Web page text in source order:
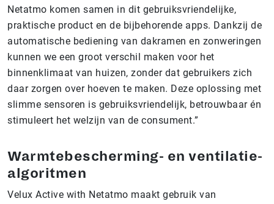
Netatmo komen samen in dit gebruiksvriendelijke,
praktische product en de bijbehorende apps. Dankzij de
automatische bediening van dakramen en zonweringen
kunnen we een groot verschil maken voor het
binnenklimaat van huizen, zonder dat gebruikers zich
daar zorgen over hoeven te maken. Deze oplossing met
slimme sensoren is gebruiksvriendelijk, betrouwbaar én
stimuleert het welzijn van de consument.”
Warmtebescherming- en ventilatie-
algoritmen
Velux Active with Netatmo maakt gebruik van